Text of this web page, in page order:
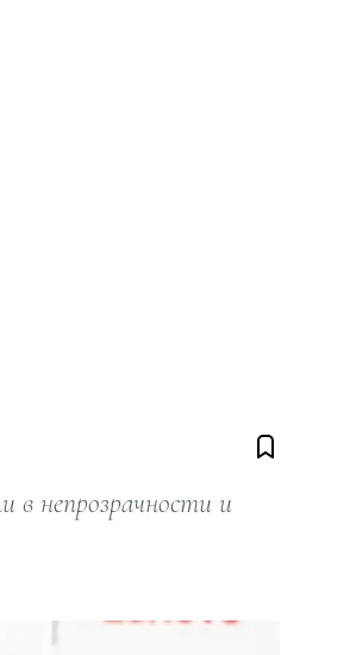
в непрозрачности и